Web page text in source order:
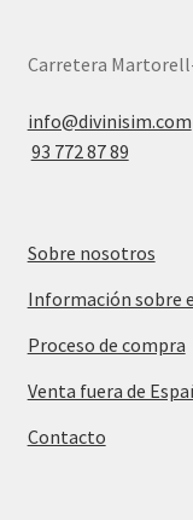
Carretera
info@divinisim.com
93 772 87 89
Sobre nosotros
Información sobre
Proceso de compra
Venta fuera de
Contacto